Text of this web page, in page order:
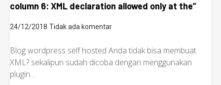
column 6: XML declaration allowed only at the”
24/12/2018 Tidak ada komentar
Blog wordpress self hosted Anda tidak bisa membuat
XML? sekalipun sudah dicoba dengan menggunakan
plugin…